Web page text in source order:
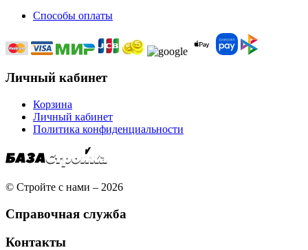
Способы оплаты
Личный кабинет
Корзина
Личный кабинет
Политика конфиденциальности
© Стройте с нами – 2026
Справочная служба
Контакты